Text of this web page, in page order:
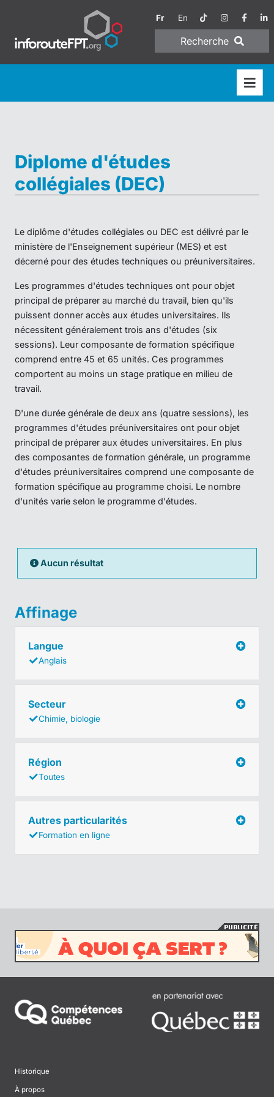
Fr En
Recherche
Diplome d'études
collégiales (DEC)
Le diplôme d'études collégiales ou DEC est délivré par le
ministère de l'Enseignement supérieur (MES) et est
décerné pour des études techniques ou préuniversitaires.
Les programmes d'études techniques ont pour objet
principal de préparer au marché du travail, bien qu'ils
puissent donner accès aux études universitaires. Ils
nécessitent généralement trois ans d'études (six
sessions). Leur composante de formation spécifique
comprend entre 45 et 65 unités. Ces programmes
comportent au moins un stage pratique en milieu de
travail.
D'une durée générale de deux ans (quatre sessions), les
programmes d'études préuniversitaires ont pour objet
principal de préparer aux études universitaires. En plus
des composantes de formation générale, un programme
d'études préuniversitaires comprend une composante de
formation spécifique au programme choisi. Le nombre
d'unités varie selon le programme d'études.
Aucun résultat
Affinage
Langue
Anglais
Secteur
Chimie, biologie
Région
Toutes
Autres particularités
Formation en ligne
Historique
À propos